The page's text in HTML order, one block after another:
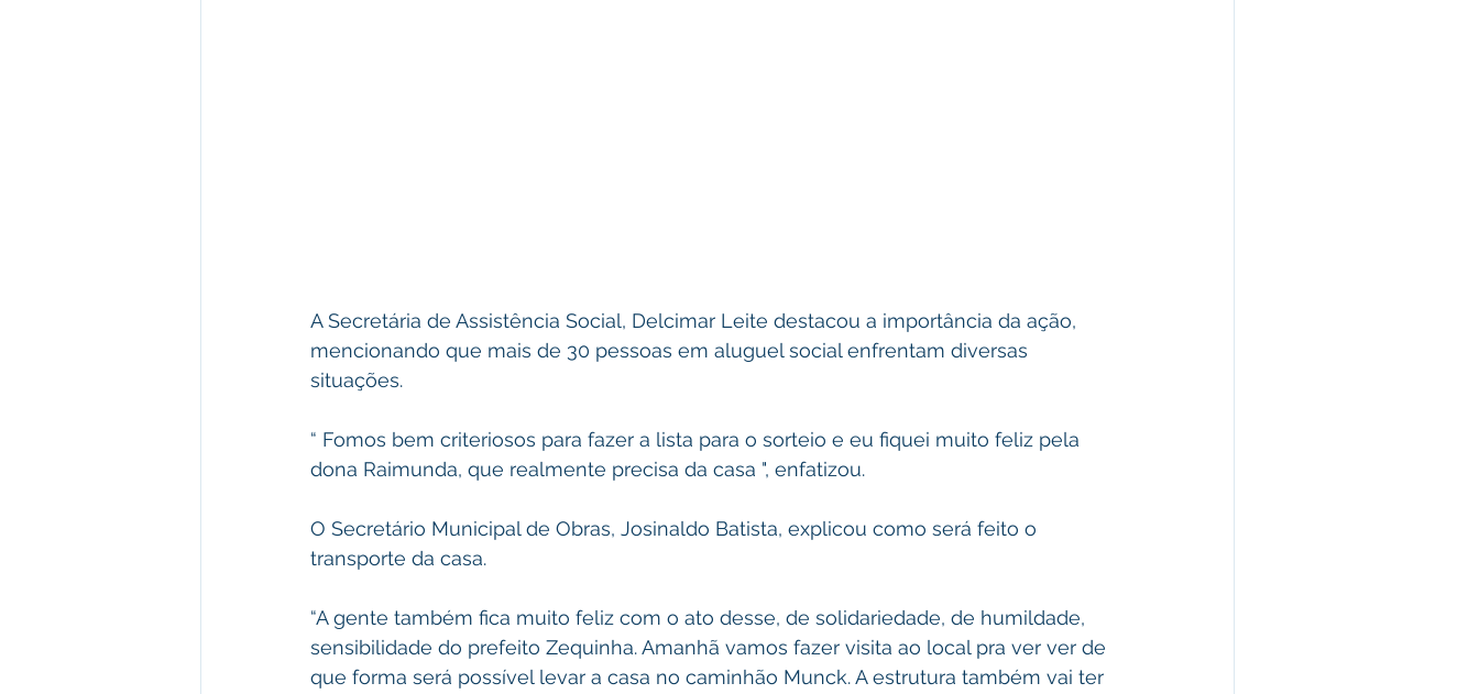
A Secretária de Assistência Social, Delcimar Leite destacou a importância da ação,
mencionando que mais de 30 pessoas em aluguel social enfrentam diversas
situações.
“ Fomos bem criteriosos para fazer a lista para o sorteio e eu fiquei muito feliz pela
dona Raimunda, que realmente precisa da casa ", enfatizou.
O Secretário Municipal de Obras, Josinaldo Batista, explicou como será feito o
transporte da casa.
“A gente também fica muito feliz com o ato desse, de solidariedade, de humildade,
sensibilidade do prefeito Zequinha. Amanhã vamos fazer visita ao local pra ver ver de
que forma será possível levar a casa no caminhão Munck. A estrutura também vai ter